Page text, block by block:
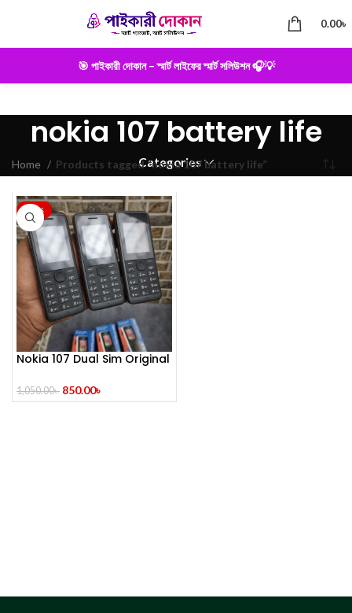
0.00৳
🎯 পাইকারী দোকান – স্মার্ট লাইফের স্মার্ট সলিউশন 🎧💡
nokia 107 battery life
Categories
Home Products tagged “nokia 107 battery life”
-19%
Nokia 107 Dual Sim Original
1,050.00৳ 850.00৳